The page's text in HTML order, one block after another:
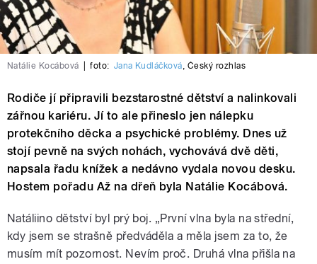
Natálie Kocábová foto: Jana Kudláčková, Český rozhlas
Rodiče jí připravili bezstarostné dětství a nalinkovali
zářnou kariéru. Jí to ale přineslo jen nálepku
protekčního děcka a psychické problémy. Dnes už
stojí pevně na svých nohách, vychovává dvě děti,
napsala řadu knížek a nedávno vydala novou desku.
Hostem pořadu Až na dřeň byla Natálie Kocábová.
Natáliino dětství byl prý boj. „První vlna byla na střední,
kdy jsem se strašně předváděla a měla jsem za to, že
musím mít pozornost. Nevím proč. Druhá vlna přišla na